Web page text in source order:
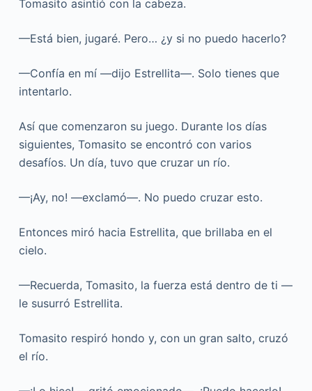
Tomasito asintió con la cabeza.
—Está bien, jugaré. Pero… ¿y si no puedo hacerlo?
—Confía en mí —dijo Estrellita—. Solo tienes que
intentarlo.
Así que comenzaron su juego. Durante los días
siguientes, Tomasito se encontró con varios
desafíos. Un día, tuvo que cruzar un río.
—¡Ay, no! —exclamó—. No puedo cruzar esto.
Entonces miró hacia Estrellita, que brillaba en el
cielo.
—Recuerda, Tomasito, la fuerza está dentro de ti —
le susurró Estrellita.
Tomasito respiró hondo y, con un gran salto, cruzó
el río.